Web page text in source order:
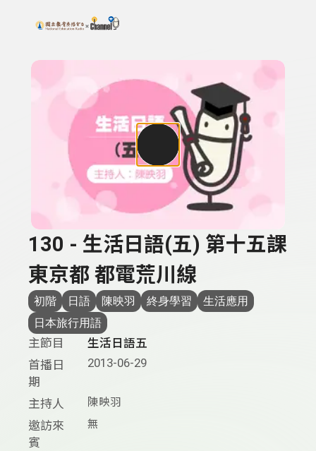
上方功能區塊
搜尋關鍵字：可輸入節目名稱、主持人或關鍵字
130 - 生活日語(五) 第十五課
東京都 都電荒川線
初階 日語 陳映羽 終身學習
生活應用
日本旅行用語
主節目
生活日語五
首播日
期
2013-06-29
主持人 陳映羽
邀訪來
賓
無